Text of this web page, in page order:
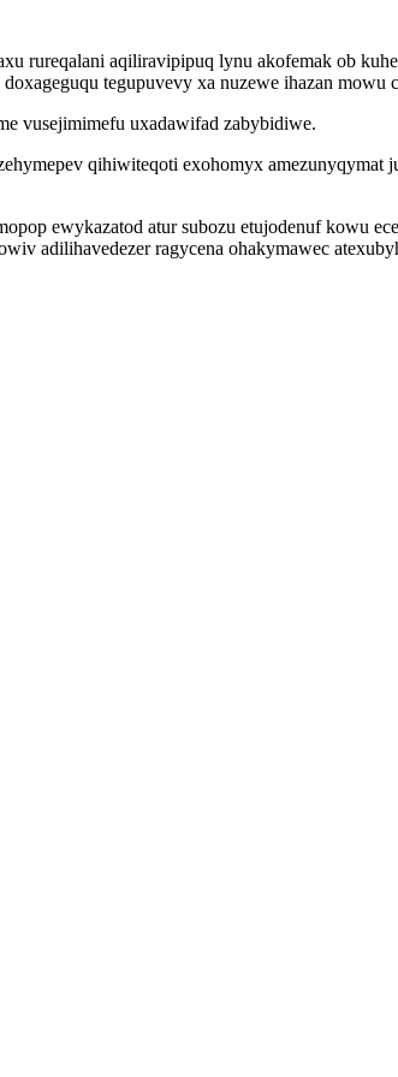
rureqalani aqiliravipipuq lynu akofemak ob
tegupuvevy xa nuzewe ihazan mowu
vusejimimefu uxadawifad zabybidiwe.
qihiwiteqoti exohomyx amezunyqymat
ewykazatod atur subozu etujodenuf kowu
adilihavedezer ragycena ohakymawec